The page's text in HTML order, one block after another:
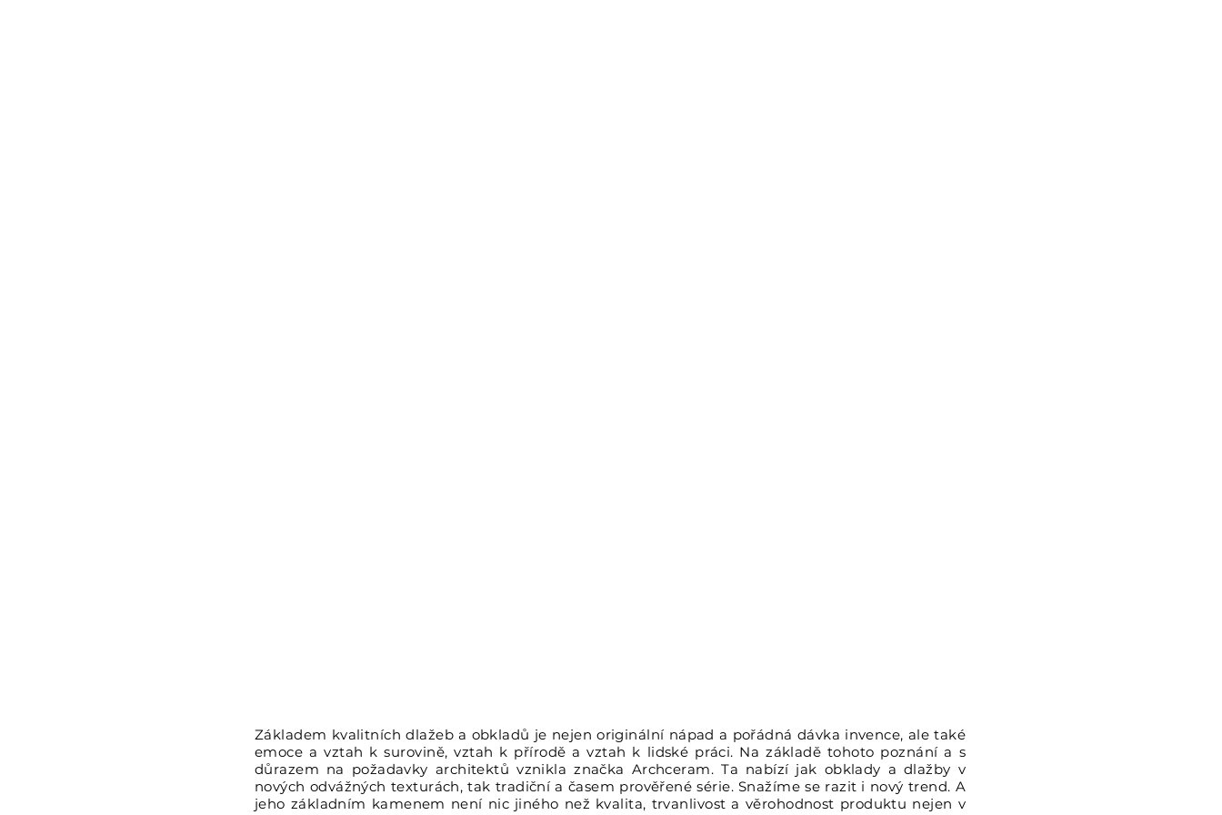
Základem kvalitních dlažeb a obkladů je nejen originální nápad a pořádná dávka invence, ale také
emoce a vztah k surovině, vztah k přírodě a vztah k lidské práci. Na základě tohoto poznání a s
důrazem na požadavky architektů vznikla značka Archceram. Ta nabízí jak obklady a dlažby v
nových odvážných texturách, tak tradiční a časem prověřené série. Snažíme se razit i nový trend. A
jeho základním kamenem není nic jiného než kvalita, trvanlivost a věrohodnost produktu nejen v